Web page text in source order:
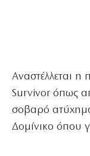
Αναστέλλεται η
Survivor όπως
σοβαρό
Δομίνικο όπου